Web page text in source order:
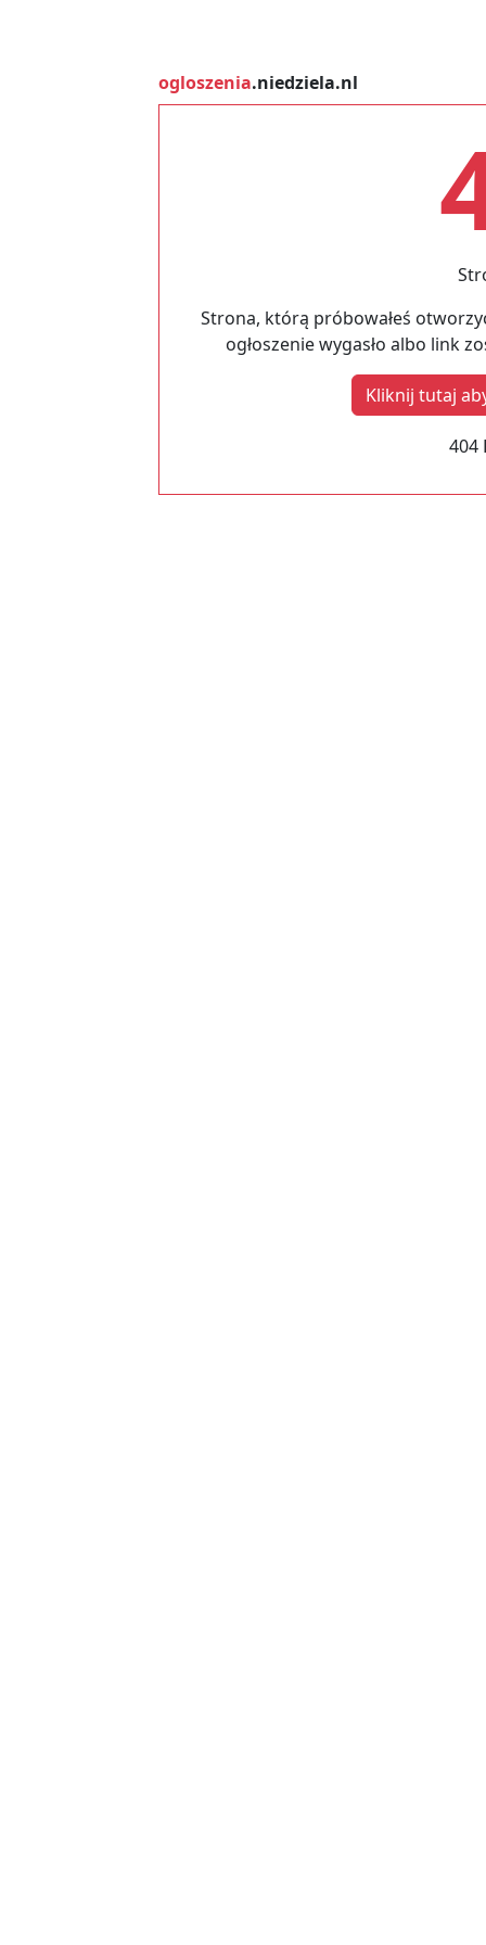
ogloszenia.niedziela.nl
Strona, którą próbowałeś
ogłoszenie wygasło albo link
Kliknij tutaj
404